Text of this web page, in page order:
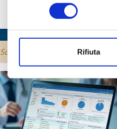
Rifiuta
SCOPRI DI PIÙ →
Scade il 31 ottobre 2026